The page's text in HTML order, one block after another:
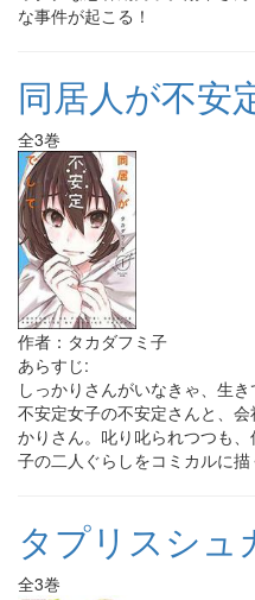
な事件が起こる！
同居人が不安
全3巻
作者：タカダフミ子
あらすじ:
しっかりさんがいなきゃ、生
不安定女子の不安定さんと、
かりさん。叱り叱られつつも
子の二人ぐらしをコミカルに
タプリスシュ
全3巻